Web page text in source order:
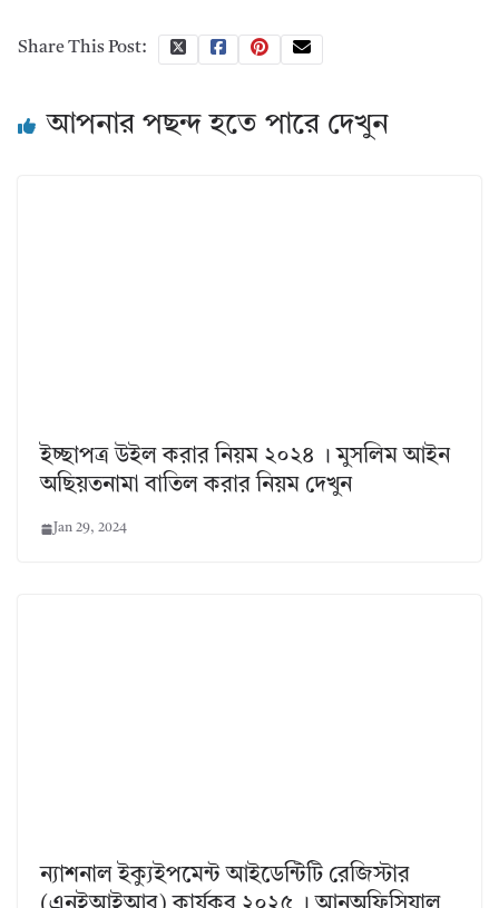
Share This Post:
আপনার পছন্দ হতে পারে দেখুন
ইচ্ছাপত্র উইল করার নিয়ম ২০২৪ । মুসলিম আইন
অছিয়তনামা বাতিল করার নিয়ম দেখুন
Jan 29, 2024
ন্যাশনাল ইক্যুইপমেন্ট আইডেন্টিটি রেজিস্টার